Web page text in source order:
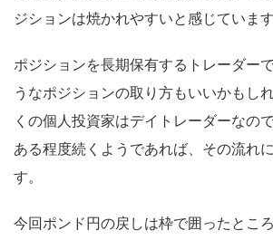
ジションは焼かれやすいと感じています
ポジションを長期保有するトレーダー
うなポジションの取り方もいいかもし
くの個人投資家はデイトレーダーなの
ある程度続くようであれば、その流れ
す。
今回ポンド円の戻しは枠で囲ったとこ